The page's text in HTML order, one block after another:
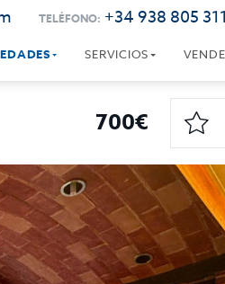
TELÉFONO: +34 938 805 311
SERVICIOS
700€